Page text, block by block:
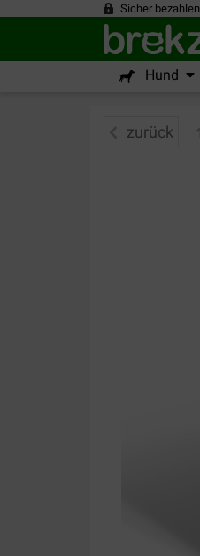
Sicher bezahlen
Hund
zurück